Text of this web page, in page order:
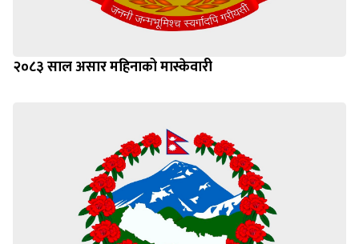
२०८३ साल असार महिनाको मास्केवारी